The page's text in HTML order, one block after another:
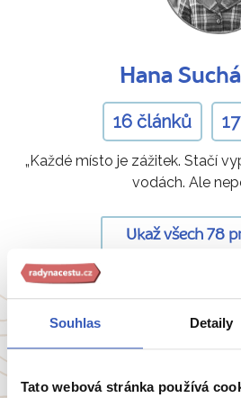
Souhlas Detaily
Tato webová stránka používá
Hana
16 článků
„Každé místo je zážitek. Stačí
vodách. Ale
Ukaž všech 78
Oblíbené